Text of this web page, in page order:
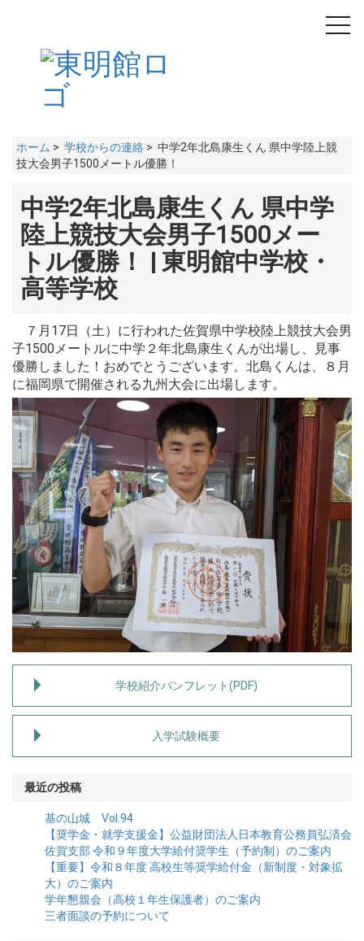
ホーム > 学校からの連絡 > 中学2年北島康生くん 県中学陸上競
技大会男子1500メートル優勝！
中学2年北島康生くん 県中学
陸上競技大会男子1500メー
トル優勝！ | 東明館中学校・
高等学校
７月17日（土）に行われた佐賀県中学校陸上競技大会男
子1500メートルに中学２年北島康生くんが出場し、見事
優勝しました！おめでとうございます。北島くんは、８月
に福岡県で開催される九州大会に出場します。
学校紹介パンフレット(PDF)
入学試験概要
最近の投稿
基の山城 Vol.94
【奨学金・就学支援金】公益財団法人日本教育公務員弘済会
佐賀支部 令和９年度大学給付奨学生（予約制）のご案内
【重要】令和８年度 高校生等奨学給付金（新制度・対象拡
大）のご案内
学年懇親会（高校１年生保護者）のご案内
三者面談の予約について